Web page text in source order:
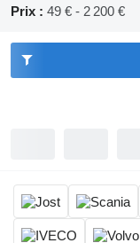
Prix : 49 € - 2 200 €